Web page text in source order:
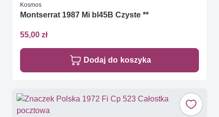
Kosmos
Montserrat 1987 Mi bl45B Czyste **
55,00 zł
Dodaj do koszyka